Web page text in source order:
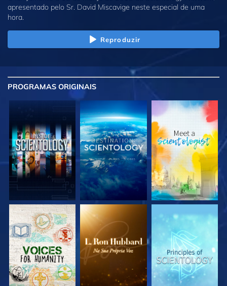
apresentado pelo Sr. David Miscavige neste especial de uma
hora.
Reproduzir
PROGRAMAS ORIGINAIS
EXPLORE A SÉRIE EXPLORE A SÉRIE EXPLORE A SÉRIE